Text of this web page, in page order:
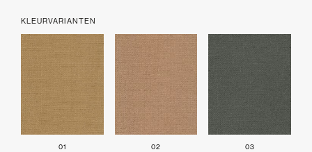
KLEURVARIANTEN
01 02 03